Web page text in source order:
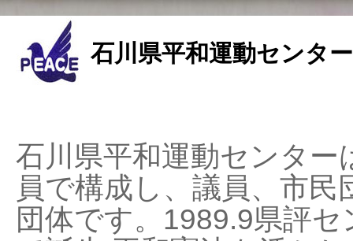
石川県平和運動センタ
石川県平和運動センタ
員で構成し、議員、市
団体です。1989.9県評